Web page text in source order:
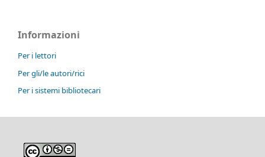
Informazioni
Per i lettori
Per gli/le autori/rici
Per i sistemi bibliotecari